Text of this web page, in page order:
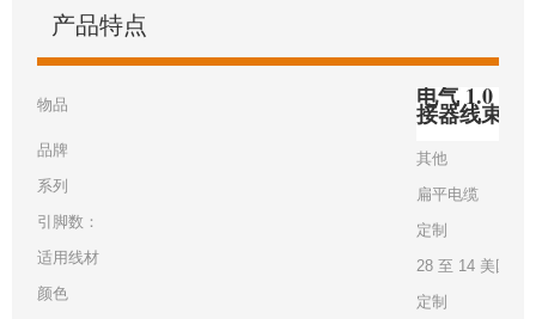
产品特点
物品 电气 1.0 毫
接器线束
品牌
其他
系列
扁平电缆
引脚数：
定制
适用线材
28 至 14 美国线
颜色
定制